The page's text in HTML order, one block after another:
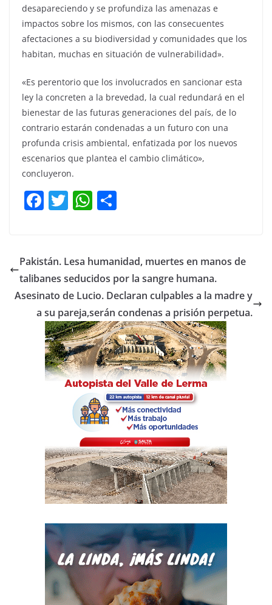
desapareciendo y se profundiza las amenazas e
impactos sobre los mismos, con las consecuentes
afectaciones a su biodiversidad y comunidades que los
habitan, muchas en situación de vulnerabilidad».
«Es perentorio que los involucrados en sancionar esta
ley la concreten a la brevedad, la cual redundará en el
bienestar de las futuras generaciones del país, de lo
contrario estarán condenadas a un futuro con una
profunda crisis ambiental, enfatizada por los nuevos
escenarios que plantea el cambio climático»,
concluyeron.
F
e
b
o
o
k
T
er
W
s
A
p
p
p
ar
tir
Pakistán. Lesa humanidad, muertes en manos de
talibanes seducidos por la sangre humana.
Asesinato de Lucio. Declaran culpables a la madre y
a su pareja,serán condenas a prisión perpetua.